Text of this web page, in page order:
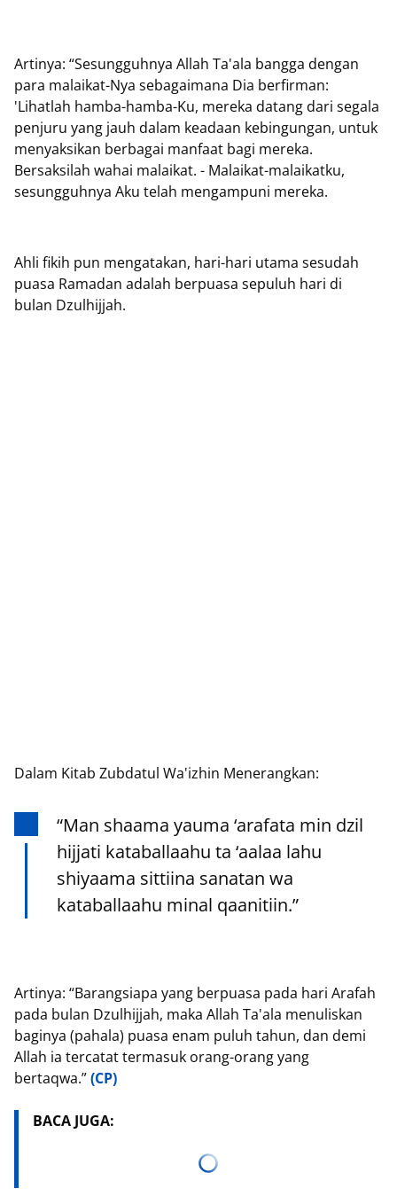
Artinya: “Sesungguhnya Allah Ta'ala bangga dengan
para malaikat-Nya sebagaimana Dia berfirman:
'Lihatlah hamba-hamba-Ku, mereka datang dari segala
penjuru yang jauh dalam keadaan kebingungan, untuk
menyaksikan berbagai manfaat bagi mereka.
Bersaksilah wahai malaikat. - Malaikat-malaikatku,
sesungguhnya Aku telah mengampuni mereka.
Ahli fikih pun mengatakan, hari-hari utama sesudah
puasa Ramadan adalah berpuasa sepuluh hari di
bulan Dzulhijjah.
Dalam Kitab Zubdatul Wa'izhin Menerangkan:
“Man shaama yauma ‘arafata min dzil
hijjati kataballaahu ta ‘aalaa lahu
shiyaama sittiina sanatan wa
kataballaahu minal qaanitiin.”
Artinya: “Barangsiapa yang berpuasa pada hari Arafah
pada bulan Dzulhijjah, maka Allah Ta'ala menuliskan
baginya (pahala) puasa enam puluh tahun, dan demi
Allah ia tercatat termasuk orang-orang yang
bertaqwa.”(CP)
BACA JUGA: